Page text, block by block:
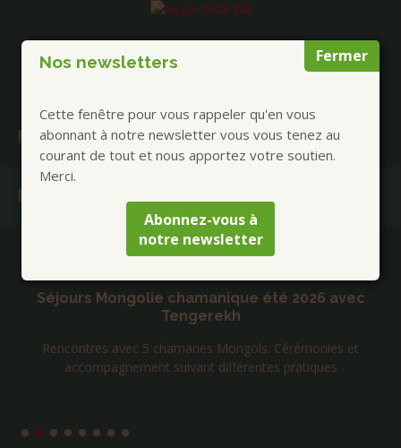
Fermer
Nos newsletters
Cette fenêtre pour vous rappeler qu'en vous
abonnant à notre newsletter vous vous tenez au
courant de tout et nous apportez votre soutien.
Merci.
Abonnez-vous à
notre newsletter
Publications à la Une !
Séjours Mongolie chamanique été 2026 avec
Tengerekh
Rencontres avec 5 chamanes Mongols. Cérémonies et
accompagnement suivant différentes pratiques